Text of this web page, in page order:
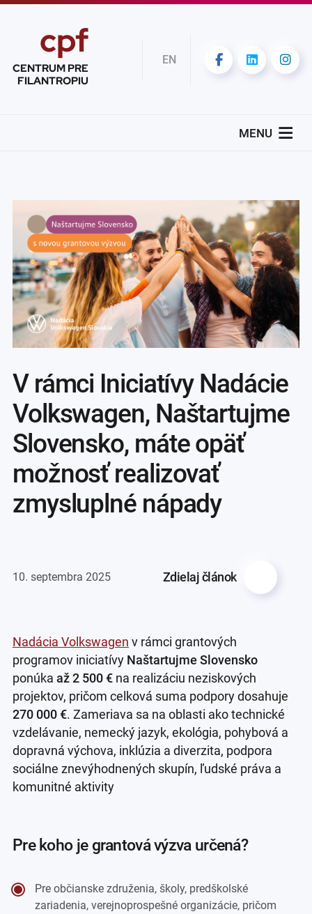
cpf
CENTRUM PRE
FILANTROPIU
EN
MENU
10. septembra 2025 Zdielaj článok
V rámci Iniciatívy Nadácie
Volkswagen, Naštartujme
Slovensko, máte opäť
možnosť realizovať
zmysluplné nápady
Nadácia Volkswagen v rámci grantových
programov iniciatívy Naštartujme Slovensko
ponúka až 2 500 €na realizáciu neziskových
projektov, pričom celková suma podpory dosahuje
270 000 €. Zameriava sa na oblasti ako technické
vzdelávanie, nemecký jazyk, ekológia, pohybová a
dopravná výchova, inklúzia a diverzita, podpora
sociálne znevýhodnených skupín, ľudské práva a
komunitné aktivity
pre koho je grantová výzva určená?
Pre občianske združenia, školy, predškolské
zariadenia, verejnoprospešné organizácie, pričom